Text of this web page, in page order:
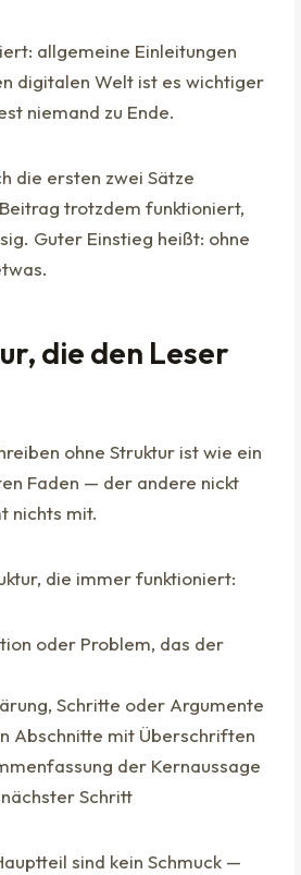
allgemeine Einleitungen
digitalen Welt ist es wichtiger
niemand zu Ende.
die ersten zwei Sätze
trotzdem funktioniert,
Guter Einstieg heißt: ohne
die den Leser
ohne Struktur ist wie ein
Faden — der andere nickt
nichts mit.
die immer funktioniert:
oder Problem, das der
Schritte oder Argumente
Abschnitte mit Überschriften
der Kernaussage
Schritt
sind kein Schmuck —